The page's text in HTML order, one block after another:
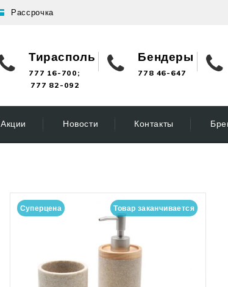
Рассрочка
Тирасполь
777 16-700;
777 82-092
Бендеры
778 46-647
Акции Новости Контакты
Суперцена Товар заканчивается